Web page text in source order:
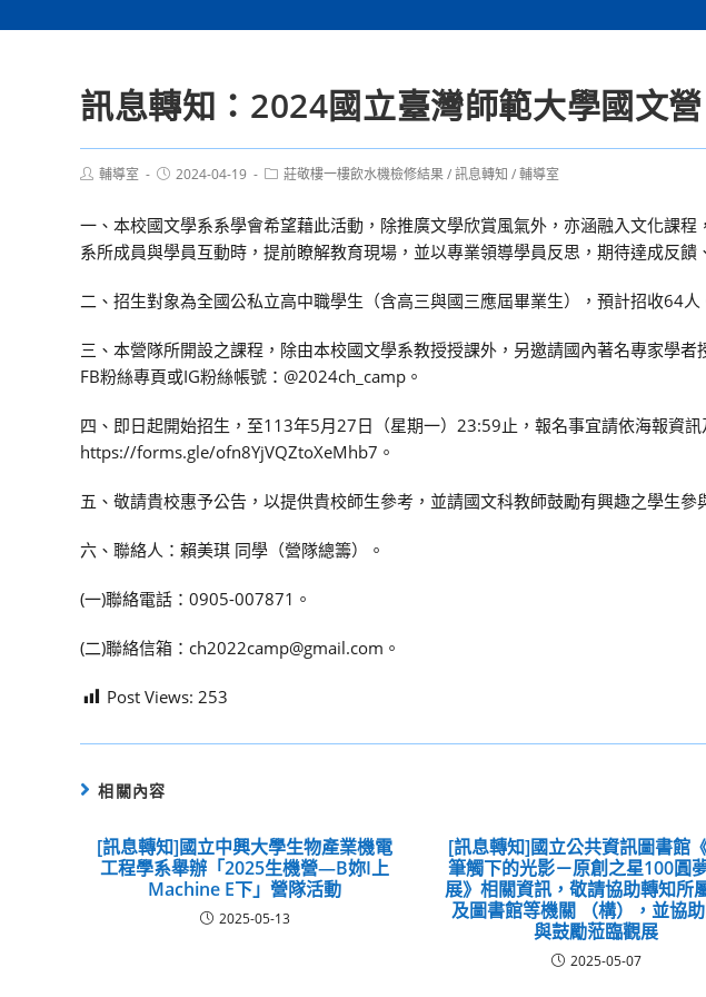
訊息轉知：2024國立臺灣師範大學國文營
Post輔導室
Post2024-04-19
Post莊敬樓一樓飲水機檢修結果/訊息轉知 /輔導室
一、本校國文學系系學會希望藉此活動，除推廣文學欣賞風氣外，亦涵融入文化課
系所成員與學員互動時，提前瞭解教育現場，並以專業領導學員反思，期待達成反饋
二、招生對象為全國公私立高中職學生（含高三與國三應屆畢業生），預計招收64人
三、本營隊所開設之課程，除由本校國文學系教授授課外，另邀請國內著名專家學
FB粉絲專頁或IG粉絲帳號：@2024ch_camp。
四、即日起開始招生，至113年5月27日（星期一）23:59止，報名事宜請依海報資訊
https://forms.gle/ofn8YjVQZtoXeMhb7。
五、敬請貴校惠予公告，以提供貴校師生參考，並請國文科教師鼓勵有興趣之學生參
六、聯絡人：賴美琪 同學（營隊總籌）。
(一)聯絡電話：0905-007871。
(二)聯絡信箱：ch2022camp@gmail.com。
Post Views: 253
相關內容
[訊息轉知]國立中興大學生物產業機電
工程學系舉辦「2025生機營—B妳I上
Machine E下」營隊活動
2025-05-13
[訊息轉知]國立公共資訊圖書館
筆觸下的光影－原創之星100圓
展》相關資訊，敬請協助轉知所
及圖書館等機關 （構），並協
與鼓勵蒞臨觀展
2025-05-07